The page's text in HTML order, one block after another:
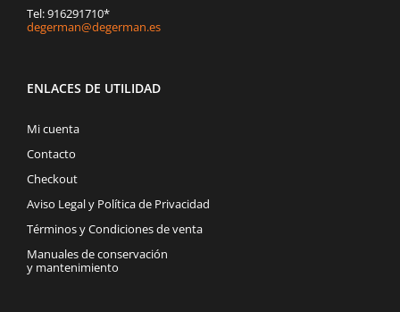
Tel: 916291710*
degerman@degerman.es
ENLACES DE UTILIDAD
Mi cuenta
Contacto
Checkout
Aviso Legal y Política de Privacidad
Términos y Condiciones de venta
Manuales de conservación
y mantenimiento